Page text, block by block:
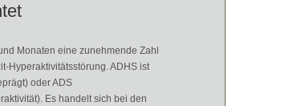
Monaten eine zunehmende Zahl
Hyperaktivitätsstörung. ADHS ist
oder ADS
Es handelt sich bei den